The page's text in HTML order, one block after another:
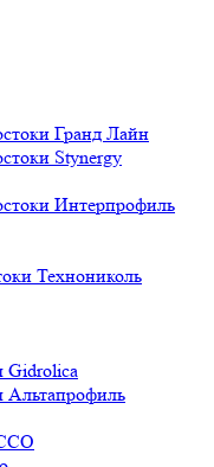
Гранд Лайн
Stynergy
Интерпрофиль
Технониколь
Gidrolica